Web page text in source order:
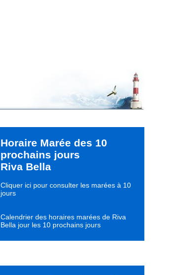
Horaire Marée des 10
prochains jours
Riva Bella
Cliquer ici pour consulter les marées à 10
jours
Calendrier des horaires marées de Riva
Bella jour les 10 prochains jours